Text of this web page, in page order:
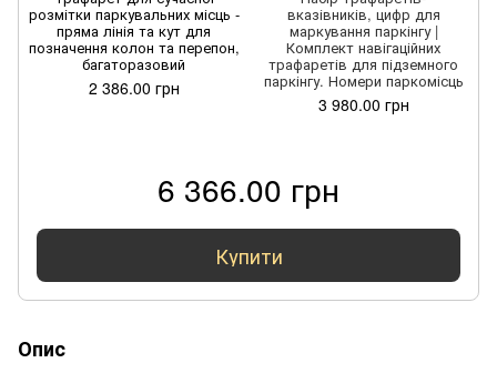
розмітки паркувальних місць -
пряма лінія та кут для
позначення колон та перепон,
багаторазовий
2 386.00 грн
вказівників, цифр для
маркування паркінгу |
Комплект навігаційних
трафаретів для підземного
паркінгу. Номери паркомісць
3 980.00 грн
6 366.00 грн
Купити
Опис